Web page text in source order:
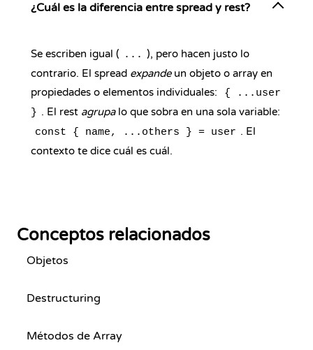
¿Cuál es la diferencia entre spread y rest?
Se escriben igual ( ... ), pero hacen justo lo
contrario. El spread expandeun objeto o array en
propiedades o elementos individuales:
{ ...user
} . El rest agrupalo que sobra en una sola variable:
const { name, ...others } = user . El
contexto te dice cuál es cuál.
Conceptos relacionados
Objetos
Destructuring
Métodos de Array